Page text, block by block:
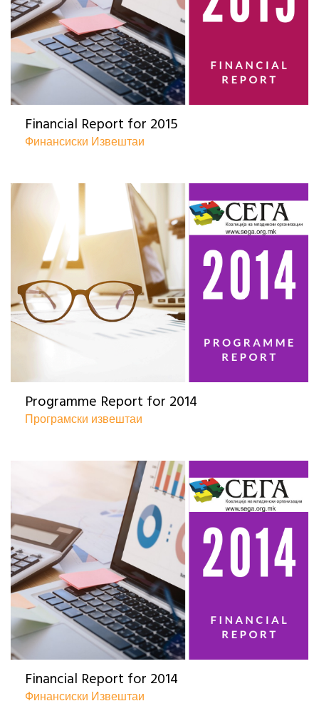
Financial Report for 2015
Финансиски Извештаи
Programme Report for 2014
Програмски извештаи
Financial Report for 2014
Финансиски Извештаи